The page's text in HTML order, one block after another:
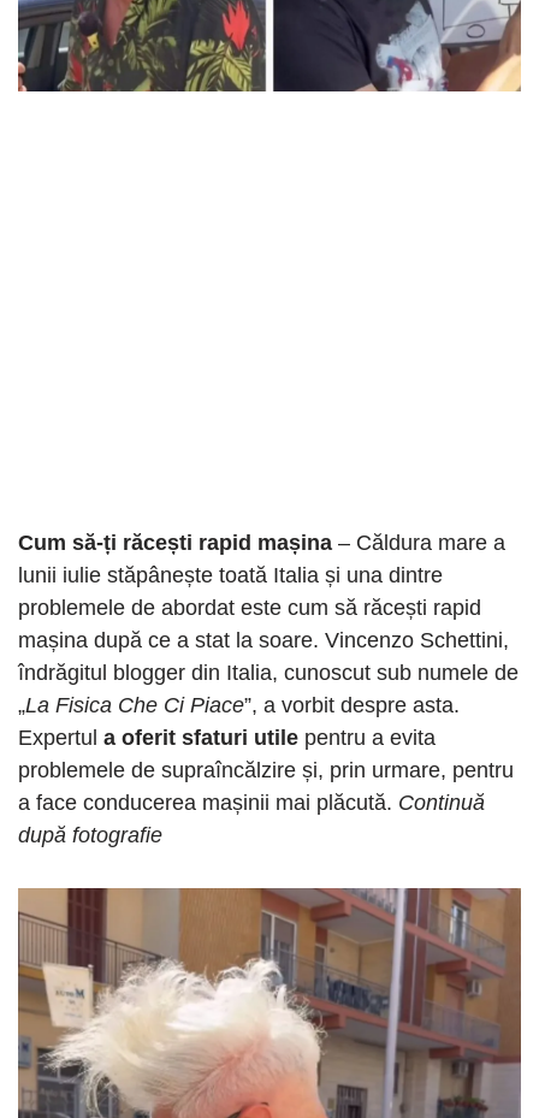
Cum să-ți răcești rapid mașina – Căldura mare a
lunii iulie stăpânește toată Italia și una dintre
problemele de abordat este cum să răcești rapid
mașina după ce a stat la soare. Vincenzo Schettini,
îndrăgitul blogger din Italia, cunoscut sub numele de
„La Fisica Che Ci Piace”, a vorbit despre asta.
Expertul a oferit sfaturi utile pentru a evita
problemele de supraîncălzire și, prin urmare, pentru
a face conducerea mașinii mai plăcută. Continuă
după fotografie